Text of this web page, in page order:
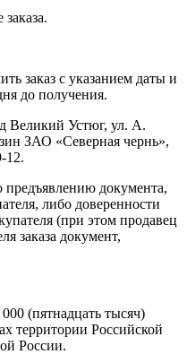
заказ с указанием даты и
до получения.
Великий Устюг, ул. А.
ЗАО «Северная чернь»,
12.
документа,
либо доверенности
(при этом продавец
заказа документ,
(пятнадцать тысяч)
территории Российской
России.